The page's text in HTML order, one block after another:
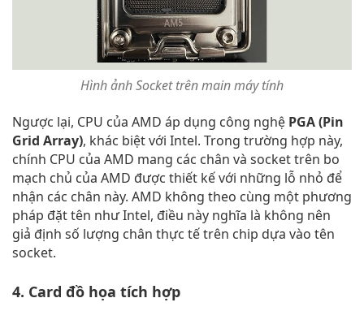
Hình ảnh Socket trên main máy tính
Ngược lại, CPU của AMD áp dụng công nghệ PGA (Pin
Grid Array), khác biệt với Intel. Trong trường hợp này,
chính CPU của AMD mang các chân và socket trên bo
mạch chủ của AMD được thiết kế với những lỗ nhỏ để
nhận các chân này. AMD không theo cùng một phương
pháp đặt tên như Intel, điều này nghĩa là không nên
giả định số lượng chân thực tế trên chip dựa vào tên
socket.
4. Card đồ họa tích hợp